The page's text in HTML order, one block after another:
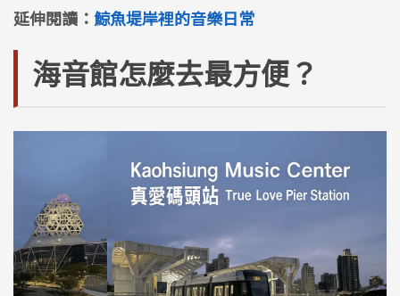
延伸閱讀： 鯨魚堤岸裡的音樂日常
海音館怎麼去最方便？